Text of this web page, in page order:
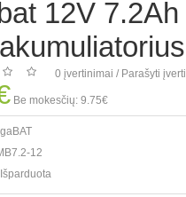
12V
0 įvertinimai / Parašyti
Be mokesčių: 9.75€
12
Išparduota